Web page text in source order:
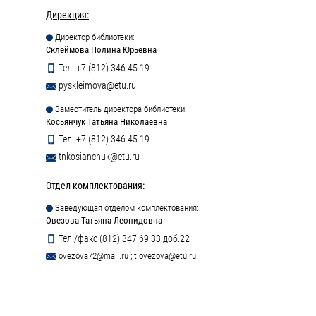
Дирекция:
Директор библиотеки:
Склеймова Полина Юрьевна
Тел. +7 (812) 346 45 19
pyskleimova@etu.ru
Заместитель директора библиотеки:
Косьянчук Татьяна Николаевна
Тел. +7 (812) 346 45 19
tnkosianchuk@etu.ru
Отдел комплектования:
Заведующая отделом комплектования:
Овезова Татьяна Леонидовна
Тел./факс (812) 347 69 33 доб.22
ovezova72@mail.ru ; tlovezova@etu.ru